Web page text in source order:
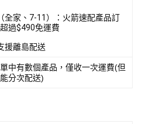
全家、7-11）：火箭速配產品訂
過$490免運費
援離島配送
中有數個產品，僅收一次運費(但
分次配送)